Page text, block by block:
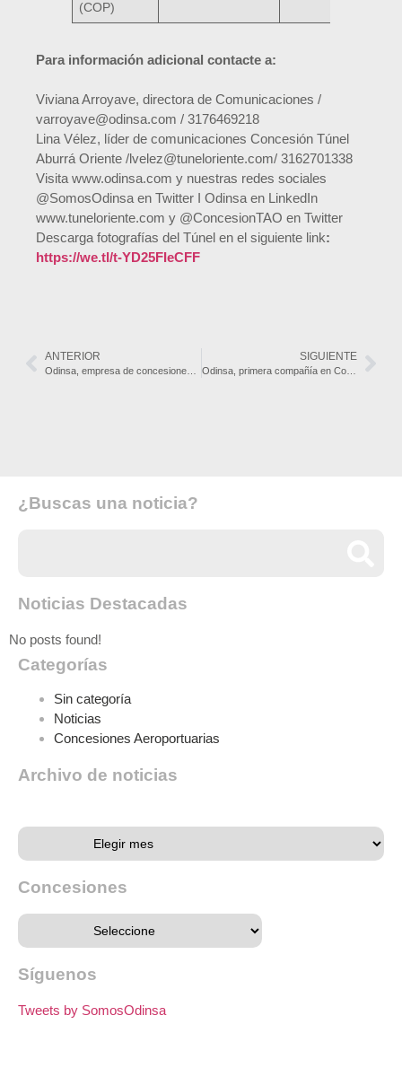
(COP)
Para información adicional contacte a:
Viviana Arroyave, directora de Comunicaciones /
varroyave@odinsa.com / 3176469218
Lina Vélez, líder de comunicaciones Concesión Túnel
Aburrá Oriente /lvelez@tuneloriente.com/ 3162701338
Visita www.odinsa.com y nuestras redes sociales
@SomosOdinsa en Twitter I Odinsa en LinkedIn
www.tuneloriente.com y @ConcesionTAO en Twitter
Descarga fotografías del Túnel en el siguiente link:
https://we.tl/t-YD25FIeCFF
ANTERIOR SIGUIENTE
Odinsa, primera compañía en Colombia con validación de objetivos basados en la ciencia para contribuir a la mitigación del cambio climático
¿Buscas una noticia?
Noticias Destacadas
No posts found!
Categorías
Sin categoría
Noticias
Concesiones Aeroportuarias
Archivo de noticias
Concesiones
Síguenos
Tweets by SomosOdinsa